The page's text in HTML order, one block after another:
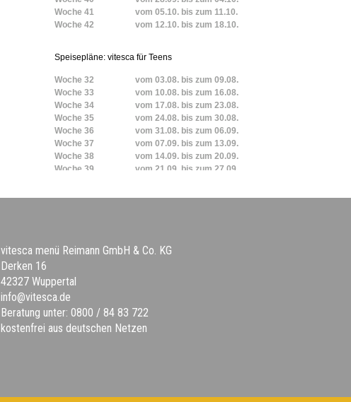
vitesca menü Reimann GmbH & Co. KG
Derken 16
42327 Wuppertal
info@vitesca.de
Beratung unter: 0800 / 84 83 722
kostenfrei aus deutschen Netzen